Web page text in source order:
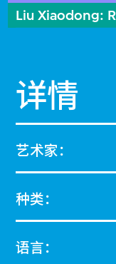
Liu Xiaodong:
详情
艺术家：
种类：
语言：